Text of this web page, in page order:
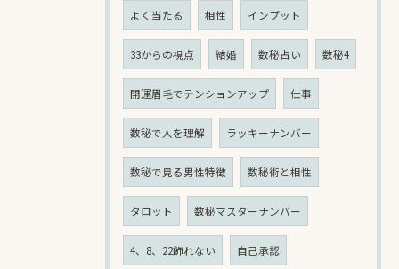
よく当たる 相性 インプット
33からの視点 結婚 数秘占い 数秘4
開運眉毛でテンションアップ 仕事
数秘で人を理解 ラッキーナンバー
数秘で見る男性特徴 数秘術と相性
タロット 数秘マスターナンバー
4、8、22飾れない 自己承認